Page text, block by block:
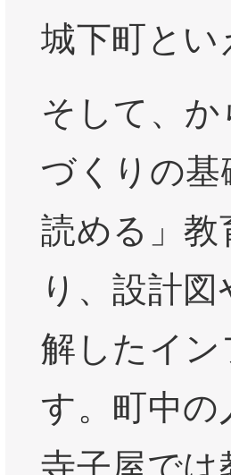
城下町とい
そして、
づくりの
読める」
り、設計
解したイ
す。町中
寺子屋では